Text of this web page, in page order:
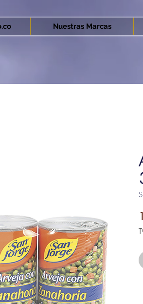
Nuestras Marcas